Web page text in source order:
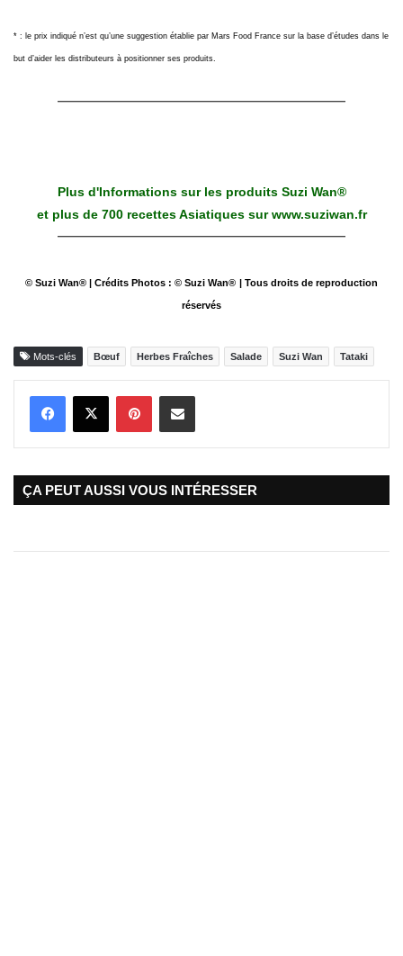
* : le prix indiqué n’est qu’une suggestion établie par Mars Food France sur la base d’études dans le
but d’aider les distributeurs à positionner ses produits.
Plus d'Informations sur les produits Suzi Wan®
et plus de 700 recettes Asiatiques surwww.suziwan.fr
© Suzi Wan® | Crédits Photos : © Suzi Wan® | Tous droits de reproduction
réservés
Mots-clés Bœuf Herbes Fraîches Salade Suzi Wan Tataki
ÇA PEUT AUSSI VOUS INTÉRESSER